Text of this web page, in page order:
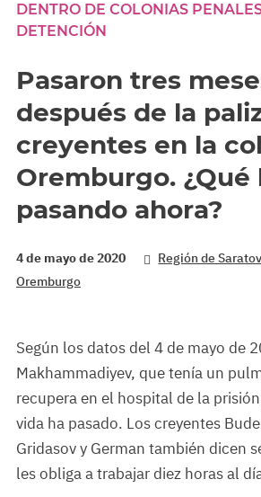
DENTRO DE COLONIAS
DETENCIÓN
Pasaron tres
después de la
creyentes en la
Oremburgo. ¿Qué
pasando ahora?
4 de mayo de 2020 Región de Saratov
Oremburgo
Según los datos del 4 de mayo de
Makhammadiyev, que tenía un
recupera en el hospital de la
vida ha pasado. Los creyentes
Gridasov y German también dicen
les obliga a trabajar diez horas al